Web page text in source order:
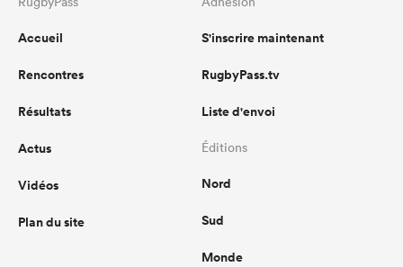
Accueil
Rencontres
Résultats
Actus
Vidéos
Plan du site
S'inscrire maintenant
RugbyPass.tv
Liste d'envoi
Éditions
Nord
Sud
Monde